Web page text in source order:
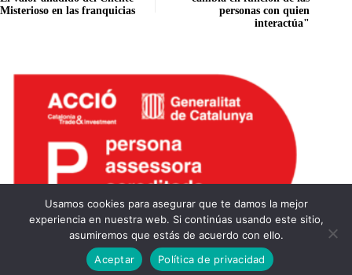
Misterioso en las franquicias
personas con quien
interactúa"
Noèlia Hurtado© 2026
Usamos cookies para asegurar que te damos la mejor
experiencia en nuestra web. Si continúas usando este sitio,
asumiremos que estás de acuerdo con ello.
Aceptar
Política de privacidad